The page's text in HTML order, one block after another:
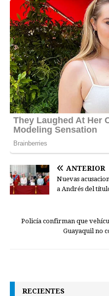
ANTERIOR
Nuevas
a Andrés del
Policía confirman que
Guayaquil no
RECIENTES